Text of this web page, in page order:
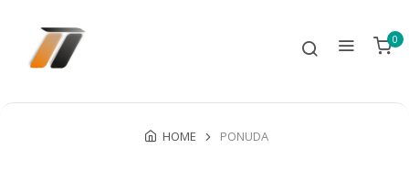
0
HOME PONUDA